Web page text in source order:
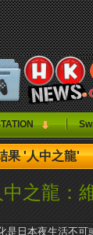
果 '人中之龍'
中之龍：
是日本夜生活不可